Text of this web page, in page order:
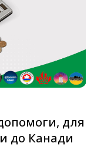
для
до Канади